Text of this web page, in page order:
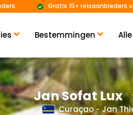
Bestemmingen
Gratis 15+ reisaanbieders
Jan Sofat Lux
Curaçao-Jan